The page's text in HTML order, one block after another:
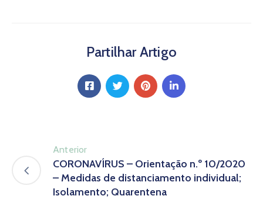
Partilhar Artigo
Anterior
CORONAVÍRUS – Orientação n.º 10/2020
– Medidas de distanciamento individual;
Isolamento; Quarentena